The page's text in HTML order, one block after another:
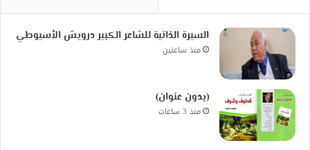
السيرة الذاتية للشاعر الكبير درويش الأسيوطي
منذ ساعتين
(بدون عنوان)
منذ 3 ساعات